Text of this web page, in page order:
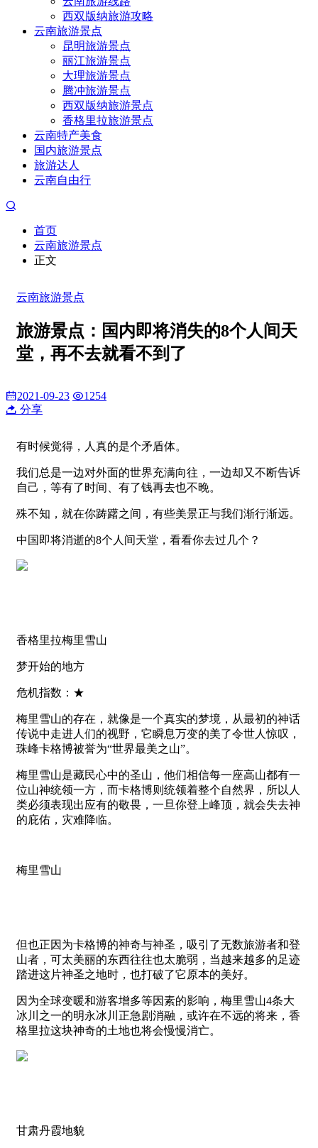
西双版纳旅游攻略
云南旅游景点
昆明旅游景点
丽江旅游景点
大理旅游景点
腾冲旅游景点
西双版纳旅游景点
香格里拉旅游景点
云南特产美食
国内旅游景点
旅游达人
云南自由行
首页
云南旅游景点
正文
云南旅游景点
旅游景点：国内即将消失的8个人间天
堂，再不去就看不到了
2021-09-23
1254
分享
有时候觉得，人真的是个矛盾体。
我们总是一边对外面的世界充满向往，一边却又不断告诉
自己，等有了时间、有了钱再去也不晚。
殊不知，就在你踌躇之间，有些美景正与我们渐行渐远。
中国即将消逝的8个人间天堂，看看你去过几个？
香格里拉梅里雪山
梦开始的地方
危机指数：★
梅里雪山的存在，就像是一个真实的梦境，从最初的神话
传说中走进人们的视野，它瞬息万变的美了令世人惊叹，
珠峰卡格博被誉为“世界最美之山”。
梅里雪山是藏民心中的圣山，他们相信每一座高山都有一
位山神统领一方，而卡格博则统领着整个自然界，所以人
类必须表现出应有的敬畏，一旦你登上峰顶，就会失去神
的庇佑，灾难降临。
梅里雪山
但也正因为卡格博的神奇与神圣，吸引了无数旅游者和登
山者，可太美丽的东西往往也太脆弱，当越来越多的足迹
踏进这片神圣之地时，也打破了它原本的美好。
因为全球变暖和游客增多等因素的影响，梅里雪山4条大
冰川之一的明永冰川正急剧消融，或许在不远的将来，香
格里拉这块神奇的土地也将会慢慢消亡。
甘肃丹霞地貌